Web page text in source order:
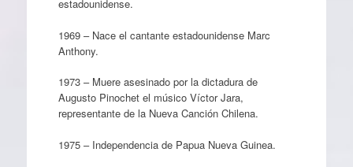
estadounidense.
1969 – Nace el cantante estadounidense Marc
Anthony.
1973 – Muere asesinado por la dictadura de
Augusto Pinochet el músico Víctor Jara,
representante de la Nueva Canción Chilena.
1975 – Independencia de Papua Nueva Guinea.